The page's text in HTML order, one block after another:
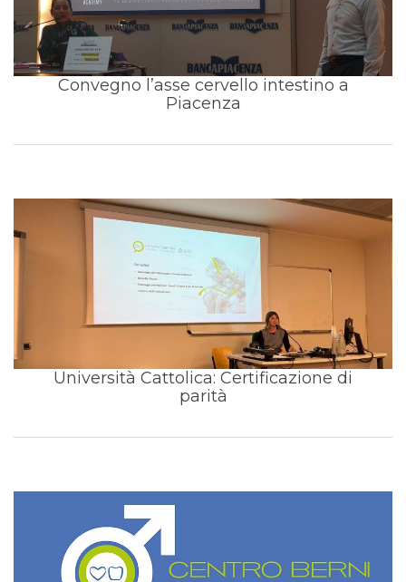
Convegno l’asse cervello intestino a
Piacenza
Università Cattolica: Certificazione di
parità